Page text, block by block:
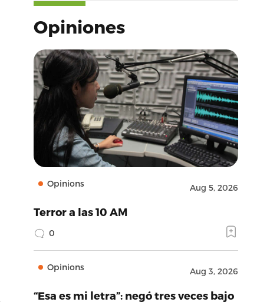
Opiniones
Opinions Aug 5, 2026
Terror a las 10 AM
0
Opinions Aug 3, 2026
“Esa es mi letra”: negó tres veces bajo